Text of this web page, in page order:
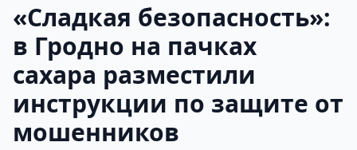
«Сладкая безопасность»:
в Гродно на пачках
сахара разместили
инструкции по защите от
мошенников